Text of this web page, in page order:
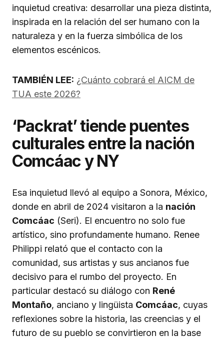
inquietud creativa: desarrollar una pieza distinta,
inspirada en la relación del ser humano con la
naturaleza y en la fuerza simbólica de los
elementos escénicos.
TAMBIÉN LEE: ¿Cuánto cobrará el AICM de
TUA este 2026?
‘Packrat’ tiende puentes
culturales entre la nación
Comcáac y NY
Esa inquietud llevó al equipo a Sonora, México,
donde en abril de 2024 visitaron a la nación
Comcáac (Seri). El encuentro no solo fue
artístico, sino profundamente humano. Renee
Philippi relató que el contacto con la
comunidad, sus artistas y sus ancianos fue
decisivo para el rumbo del proyecto. En
particular destacó su diálogo con René
Montaño, anciano y lingüista Comcáac, cuyas
reflexiones sobre la historia, las creencias y el
futuro de su pueblo se convirtieron en la base